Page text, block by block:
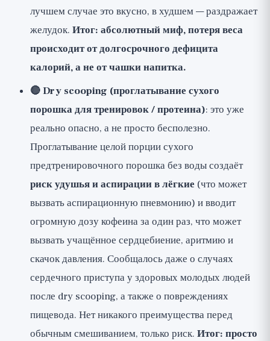
лучшем случае это вкусно, в худшем — раздражает
желудок. Итог: абсолютный миф, потеря веса
происходит от долгосрочного дефицита
калорий, а не от чашки напитка.
🔴 Dry scooping (проглатывание сухого
порошка для тренировок / протеина): это уже
реально опасно, а не просто бесполезно.
Проглатывание целой порции сухого
предтренировочного порошка без воды создаёт
риск удушья и аспирации в лёгкие (что может
вызвать аспирационную пневмонию) и вводит
огромную дозу кофеина за один раз, что может
вызвать учащённое сердцебиение, аритмию и
скачок давления. Сообщалось даже о случаях
сердечного приступа у здоровых молодых людей
после dry scooping, а также о повреждениях
пищевода. Нет никакого преимущества перед
обычным смешиванием, только риск. Итог: просто